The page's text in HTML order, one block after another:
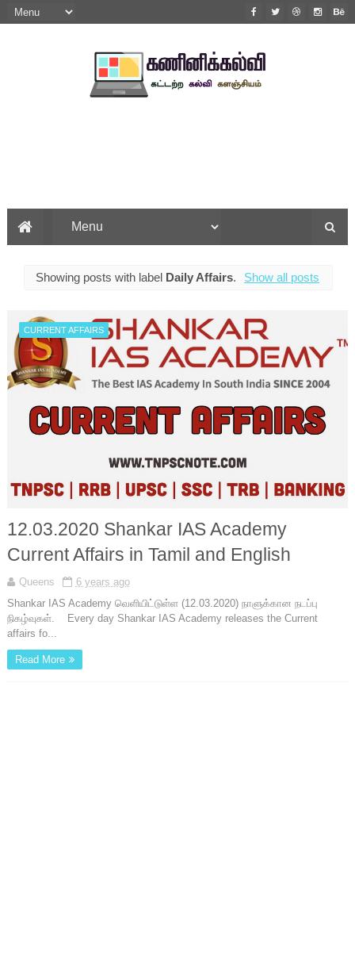
Showing posts with label Daily Affairs. Show all posts
CURRENT AFFAIRS
12.03.2020 Shankar IAS Academy
Current Affairs in Tamil and English
Queens
6 years ago
Shankar IAS Academy வெளியிட்டுள்ள (12.03.2020) நாளுக்கான நடப்பு
நிகழ்வுகள். Every day Shankar IAS Academy releases the Current
affairs fo...
Read More